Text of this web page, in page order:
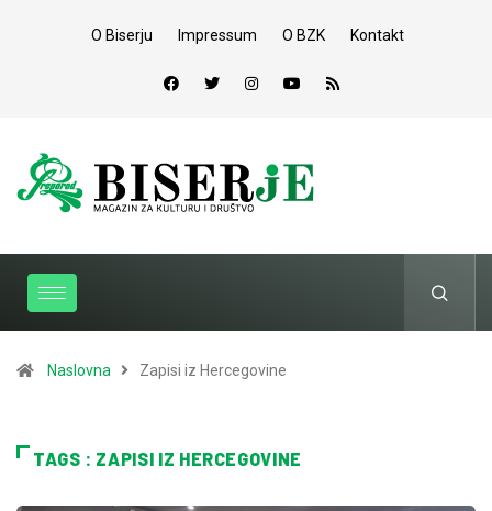
O Biserju Impressum O BZK Kontakt
Naslovna Zapisi iz Hercegovine
TAGS : ZAPISI IZ HERCEGOVINE